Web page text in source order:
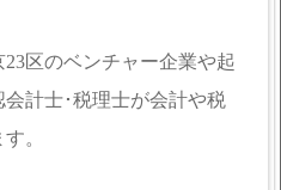
区のベンチャー企業や起
計士･税理士が会計や税
。